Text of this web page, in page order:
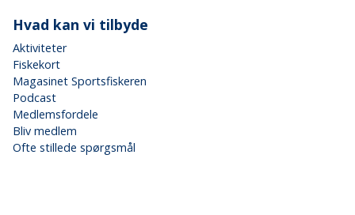
Hvad kan vi tilbyde
Aktiviteter
Fiskekort
Magasinet Sportsfiskeren
Podcast
Medlemsfordele
Bliv medlem
Ofte stillede spørgsmål